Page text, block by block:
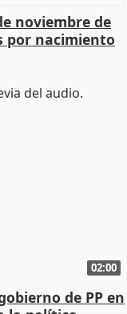
noviembre de
por nacimiento
02:00
de PP en